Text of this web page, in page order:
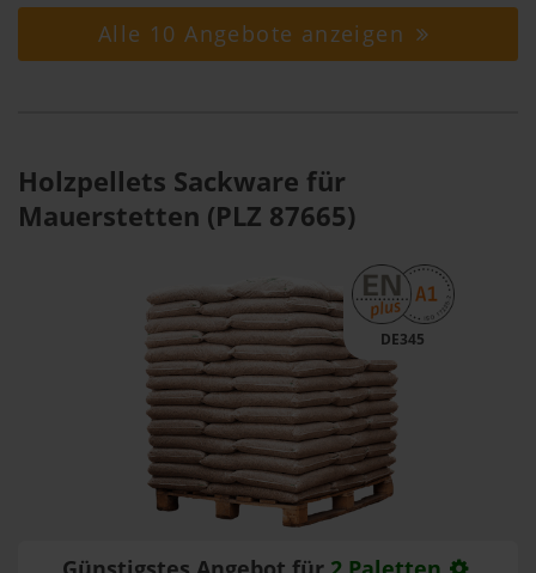
Alle 10 Angebote anzeigen
Holzpellets Sackware für
Mauerstetten (PLZ 87665)
DE345